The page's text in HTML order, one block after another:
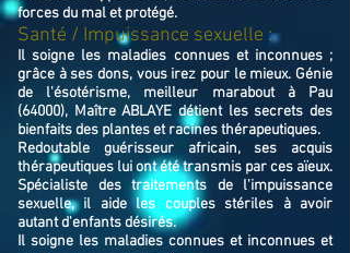
forces du mal et protégé.
Santé / Impuissance sexuelle :
Il soigne les maladies connues et inconnues ;
grâce à ses dons, vous irez pour le mieux. Génie
de l'ésotérisme, meilleur marabout à Pau
(64000), Maître ABLAYE détient les secrets des
bienfaits des plantes et racines thérapeutiques.
Redoutable guérisseur africain, ses acquis
thérapeutiques lui ont été transmis par ces aïeux.
Spécialiste des traitements de l'impuissance
sexuelle, il aide les couples stériles à avoir
autant d'enfants désirés.
Il soigne les maladies connues et inconnues et